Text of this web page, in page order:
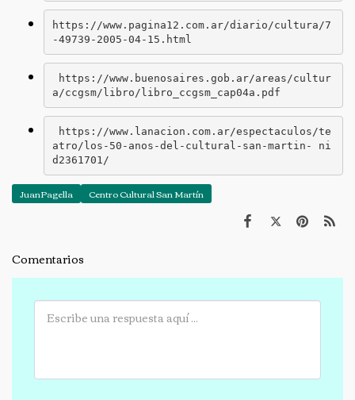
https://www.pagina12.com.ar/diario/cultura/7
-49739-2005-04-15.html
https://www.buenosaires.gob.ar/areas/cultur
a/ccgsm/libro/libro_ccgsm_cap04a.pdf
https://www.lanacion.com.ar/espectaculos/te
atro/los-50-anos-del-cultural-san-martin- ni
d2361701/
JuanPagella Centro Cultural San Martín
Comentarios